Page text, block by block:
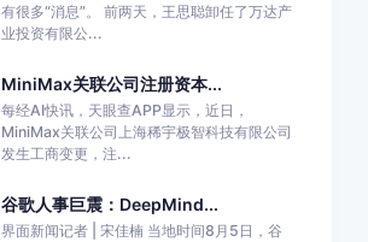
有很多“消息”。 前两天，王思聪卸任了万达产
业投资有限公...
MiniMax关联公司注册资本...
每经AI快讯，天眼查APP显示，近日，
MiniMax关联公司上海稀宇极智科技有限公司
发生工商变更，注...
谷歌人事巨震：DeepMind...
界面新闻记者 | 宋佳楠 当地时间8月5日，谷